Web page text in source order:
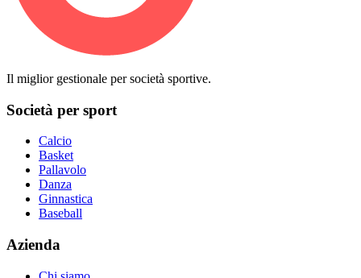
Il miglior gestionale per società sportive.
Società per sport
Calcio
Basket
Pallavolo
Danza
Ginnastica
Baseball
Azienda